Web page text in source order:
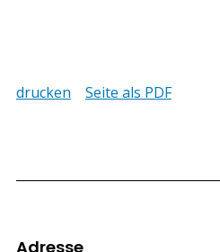
drucken Seite als PDF
Footer
Adresse